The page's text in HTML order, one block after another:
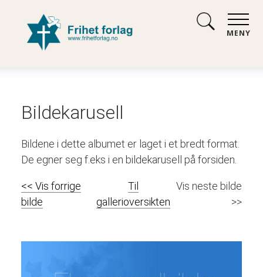
MENY
Bildekarusell
Bildene i dette albumet er laget i et bredt format.
De egner seg f.eks i en bildekarusell på forsiden.
<< Vis forrige
bilde
Til
gallerioversikten
Vis neste bilde
>>